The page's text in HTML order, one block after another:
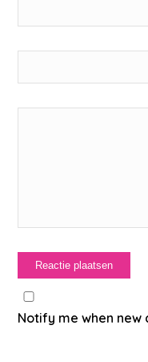
Notify me when